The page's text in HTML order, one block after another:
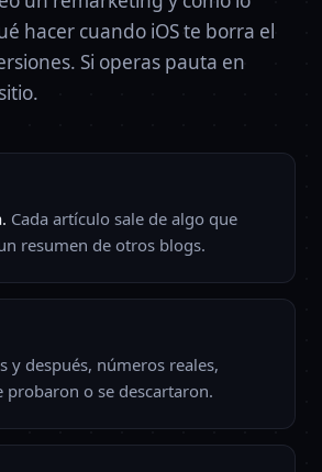
hacer cuando iOS te borra el
Si operas pauta en
Cada artículo sale de algo que
resumen de otros blogs.
y después, números reales,
probaron o se descartaron.